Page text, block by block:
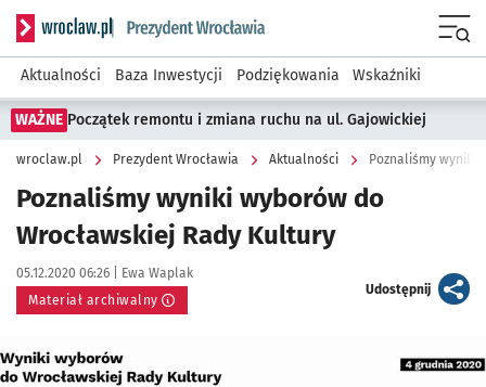
Serwis informacyjny wroclaw.pl podserwis: Prezydent
Aktualności Baza Inwestycji Podziękowania Wskaźniki
WAŻNE Początek remontu i zmiana ruchu na ul. Gajowickiej
wroclaw.pl Prezydent Wrocławia Aktualności Poznaliśmy wyniki
Poznaliśmy wyniki wyborów do
Wrocławskiej Rady Kultury
Data publikacji:
05.12.2020 06:26 | Autor:
Ewa Waplak
Materiał archiwalny
Udostępnijartykuł
Kliknij, aby powiększyć